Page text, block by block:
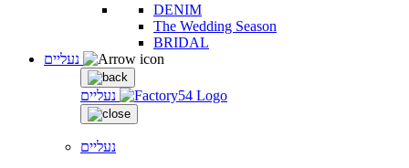
DENIM
The Wedding Season
BRIDAL
נעליים
נעליים